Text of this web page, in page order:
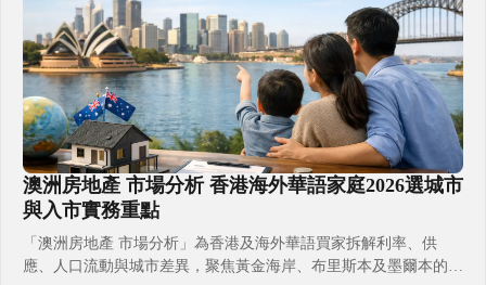
澳洲房地產 市場分析 香港海外華語家庭2026選城市
與入市實務重點
「澳洲房地產 市場分析」為香港及海外華語買家拆解利率、供
應、人口流動與城市差異，聚焦黃金海岸、布里斯本及墨爾本的選